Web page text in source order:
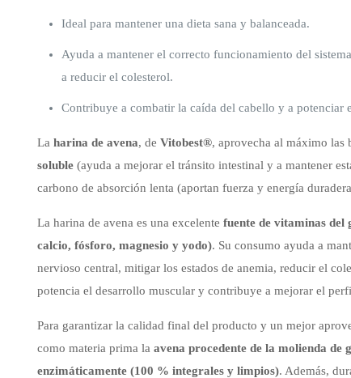
Ideal para mantener una dieta sana y balanceada.
Ayuda a mantener el correcto funcionamiento del
a reducir el colesterol.
Contribuye a combatir la caída del cabello y a potenciar
Laharina de avena, deVitobest®, aprovecha al máximo las
soluble(ayuda a mejorar el tránsito intestinal y a mantener
carbono de absorción lenta (aportan fuerza y energía
La harina de avena es una excelentefuente de vitaminas del
calcio, fósforo, magnesio y yodo). Su consumo ayuda a
nervioso central, mitigar los estados de anemia, reducir el
potencia el desarrollo muscular y contribuye a mejorar el
Para garantizar la calidad final del producto y un mejor
como materia prima laavena procedente de la molienda de
enzimáticamente (100 % integrales y limpios). Además,